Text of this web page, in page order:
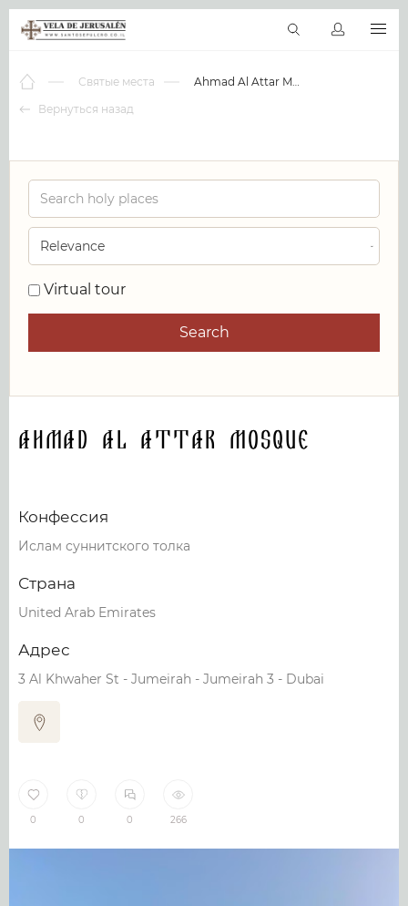
Виртуальные туры
RU
Вернуться назад
Святые места Ahmad Al Attar Mosque
Virtual tour
Search
Ahmad Al Attar Mosque
Конфессия
Ислам суннитского толка
Страна
United Arab Emirates
Адрес
3 Al Khwaher St - Jumeirah - Jumeirah 3 - Dubai
0 0 0 266